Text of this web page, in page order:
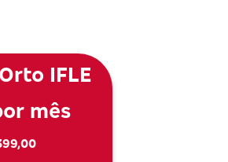
IFLE
mês